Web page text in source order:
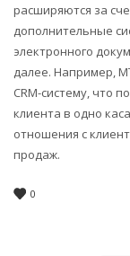
расширяются за
дополнительные
электронного
далее. Например,
CRM-систему, что
клиента в одно
отношения с
продаж.
0